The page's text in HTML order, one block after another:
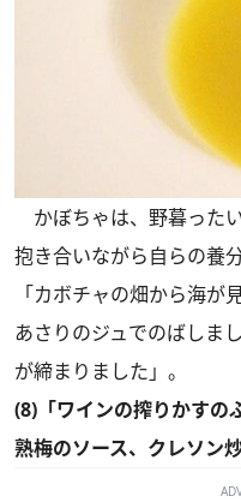
かぼちゃは、野暮った
抱き合いながら自らの養
「カボチャの畑から海が
あさりのジュでのばしま
が締まりました」。
(8)「ワインの搾りかすの
熟梅のソース、クレソン